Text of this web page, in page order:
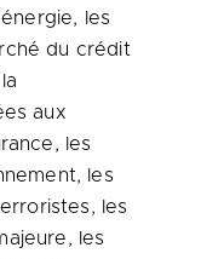
les
du crédit
aux
les
les
les
les